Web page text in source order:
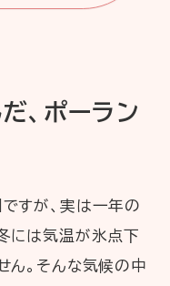
、ポーラン
すが、実は一年の
には気温が氷点下
ん。そんな気候の中